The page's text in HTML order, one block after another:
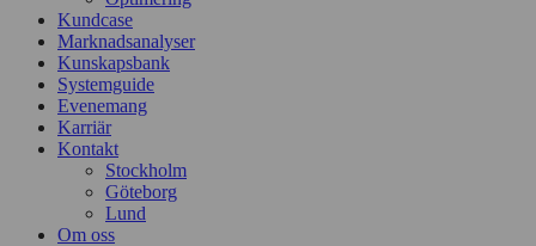
Kundcase
Marknadsanalyser
Kunskapsbank
Systemguide
Evenemang
Karriär
Kontakt
Stockholm
Göteborg
Lund
Om oss